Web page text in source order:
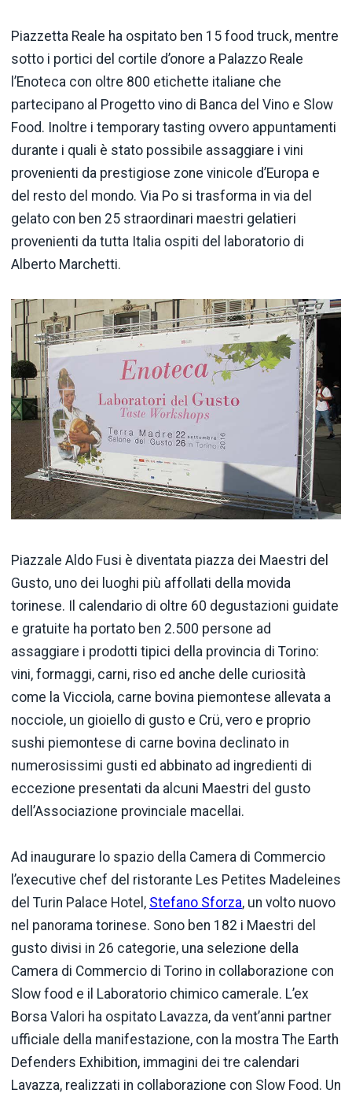
Piazzetta Reale ha ospitato ben 15 food truck, mentre
sotto i portici del cortile d’onore a Palazzo Reale
l’Enoteca con oltre 800 etichette italiane che
partecipano al Progetto vino di Banca del Vino e Slow
Food. Inoltre i temporary tasting ovvero appuntamenti
durante i quali è stato possibile assaggiare i vini
provenienti da prestigiose zone vinicole d’Europa e
del resto del mondo. Via Po si trasforma in via del
gelato con ben 25 straordinari maestri gelatieri
provenienti da tutta Italia ospiti del laboratorio di
Alberto Marchetti.
Piazzale Aldo Fusi è diventata piazza dei Maestri del
Gusto, uno dei luoghi più affollati della movida
torinese. Il calendario di oltre 60 degustazioni guidate
e gratuite ha portato ben 2.500 persone ad
assaggiare i prodotti tipici della provincia di Torino:
vini, formaggi, carni, riso ed anche delle curiosità
come la Vicciola, carne bovina piemontese allevata a
nocciole, un gioiello di gusto e Crü, vero e proprio
sushi piemontese di carne bovina declinato in
numerosissimi gusti ed abbinato ad ingredienti di
eccezione presentati da alcuni Maestri del gusto
dell’Associazione provinciale macellai.
Ad inaugurare lo spazio della Camera di Commercio
l’executive chef del ristorante Les Petites Madeleines
del Turin Palace Hotel, Stefano Sforza, un volto nuovo
nel panorama torinese. Sono ben 182 i Maestri del
gusto divisi in 26 categorie, una selezione della
Camera di Commercio di Torino in collaborazione con
Slow food e il Laboratorio chimico camerale. L’ex
Borsa Valori ha ospitato Lavazza, da vent’anni partner
ufficiale della manifestazione, con la mostra The Earth
Defenders Exhibition, immagini dei tre calendari
Lavazza, realizzati in collaborazione con Slow Food. Un